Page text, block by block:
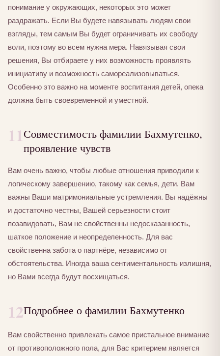
понимание у окружающих, некоторых это может
раздражать. Если Вы будете навязывать людям свои
взгляды, тем самым Вы будет ограничивать их свободу
воли, поэтому во всем нужна мера. Навязывая свои
решения, Вы отбираете у них возможность проявлять
инициативу и возможность самореализовываться.
Особенно это важно на моменте воспитания детей, опека
должна быть своевременной и уместной.
11Совместимость фамилии Бахмутенко,
проявление чувств
Вам очень важно, чтобы любые отношения приводили к
логическому завершению, такому как семья, дети. Вам
важны Ваши матримониальные устремления. Вы надёжны
и достаточно честны, Вашей серьезности стоит
позавидовать, Вам не свойственны недосказанность,
шаткое положение и неопределенность. Для вас
свойственна забота о партнёре, независимо от
обстоятельства. Иногда ваша сентиментальность излишня,
но Вами всегда будут восхищаться.
12Подробнее о фамилии Бахмутенко
Вам свойственно привлекать самое пристальное внимание
от противоположного пола, для Вас критерием является